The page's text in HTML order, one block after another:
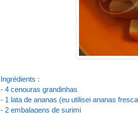
Ingrédients :
- 4 cenouras grandinhas
- 1 lata de ananas (eu utilisei ananas
- 2 embalagens de surimi